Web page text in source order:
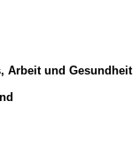
Arbeit und Gesundheit